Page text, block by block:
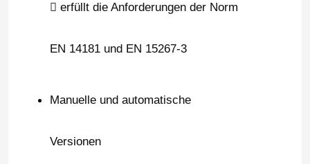
 erfüllt die Anforderungen der Norm
EN 14181 und EN 15267-3
Manuelle und automatische
Versionen